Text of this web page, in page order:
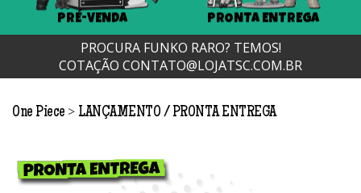
PRÉ-VENDA PRONTA ENTREGA
PROCURA FUNKO RARO? TEMOS!
COTAÇÃO CONTATO@LOJATSC.COM.BR
One Piece > LANÇAMENTO PRONTA ENTREGA